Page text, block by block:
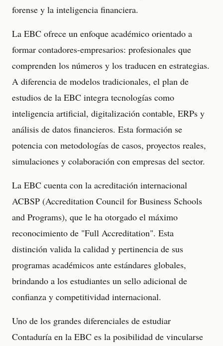
forense y la inteligencia financiera.
La EBC ofrece un enfoque académico orientado a
formar contadores-empresarios: profesionales que
comprenden los números y los traducen en estrategias.
A diferencia de modelos tradicionales, el plan de
estudios de la EBC integra tecnologías como
inteligencia artificial, digitalización contable, ERPs y
análisis de datos financieros. Esta formación se
potencia con metodologías de casos, proyectos reales,
simulaciones y colaboración con empresas del sector.
La EBC cuenta con la acreditación internacional
ACBSP (Accreditation Council for Business Schools
and Programs), que le ha otorgado el máximo
reconocimiento de "Full Accreditation". Esta
distinción valida la calidad y pertinencia de sus
programas académicos ante estándares globales,
brindando a los estudiantes un sello adicional de
confianza y competitividad internacional.
Uno de los grandes diferenciales de estudiar
Contaduría en la EBC es la posibilidad de vincularse